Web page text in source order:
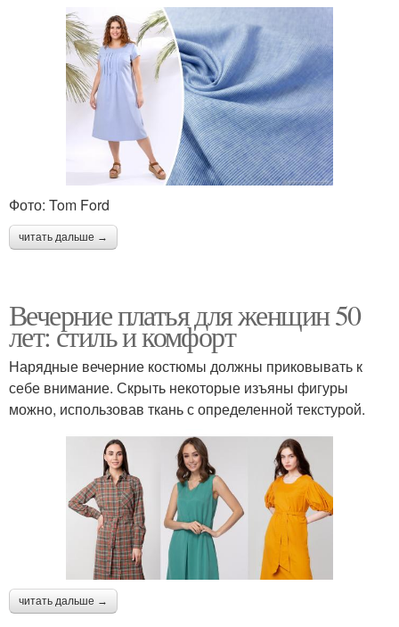
Фото: Tom Ford
читать дальше →
Вечерние платья для женщин 50
лет: стиль и комфорт
Нарядные вечерние костюмы должны приковывать к
себе внимание. Скрыть некоторые изъяны фигуры
можно, использовав ткань с определенной текстурой.
читать дальше →